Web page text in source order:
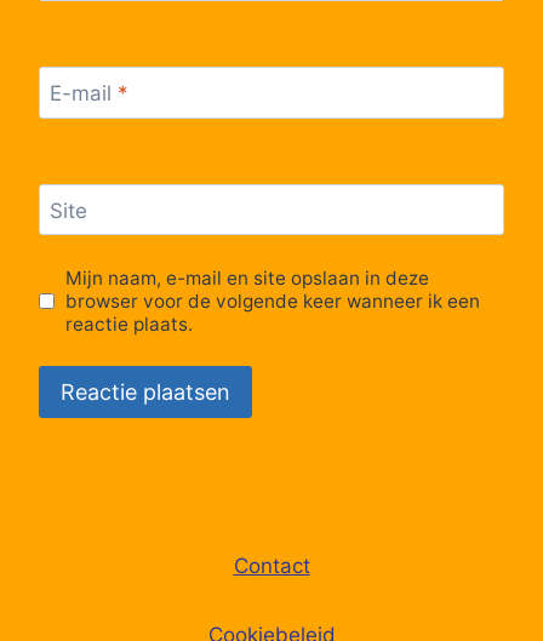
E-mail *
Site
Mijn naam, e-mail en site opslaan in deze
browser voor de volgende keer wanneer ik een
reactie plaats.
Contact
Cookiebeleid